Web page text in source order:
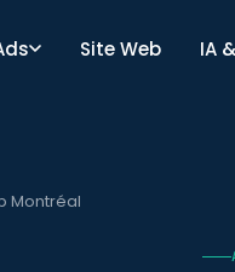
Site Web IA
Montréal